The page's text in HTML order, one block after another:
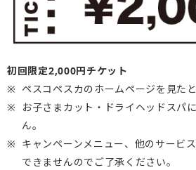
初回限定2,000円チケット
ペスコペスカのホームページを見た
お子さまカット・ドライヘッドスパ
ん。
キャンペーンメニュー、他のサービ
できませんのでご了承ください。